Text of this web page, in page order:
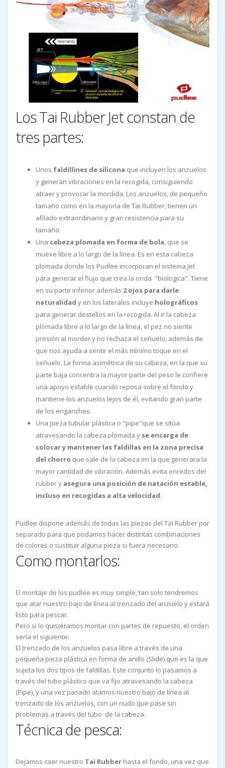
Los Tai Rubber Jet constan de
tres partes:
Unos faldillines de silicona que incluyen los anzuelos
y generan vibraciones en la recogida, consiguiendo
atraer y provocar la mordida. Los anzuelos, de pequeño
tamaño como en la mayoría de Tai Rubber, tienen un
afilado extraordinario y gran resistencia para su
tamaño.
Una cabeza plomada en forma de bola, que se
mueve libre a lo largo de la línea. Es en esta cabeza
plomada donde los Pudlee incorporan el sistema Jet
para generar el flujo que crea la onda "biologica". Tiene
en su parte inferior además 2 ojos para darle
naturalidad y en los laterales incluye holográficos
para generar destellos en la recogida. Al ir la cabeza
plomada libre a lo largo de la línea, el pez no siente
presión al morder y no rechaza el señuelo, además de
que nos ayuda a sentir el más mínimo toque en el
señuelo. La forma asimétrica de su cabeza, en la que su
parte baja concentra la mayor parte del peso le confiere
una apoyo estable cuando reposa sobre el fondo y
mantiene los anzuelos lejos de él, evitando gran parte
de los enganches.
Una pieza tubular plástica o "pipe"que se sitúa
atravesando la cabeza plomada y se encarga de
colocar y mantener las faldillas en la zona precisa
del chorro que sale de la cabeza en la que generara la
mayor cantidad de vibración. Además evita enredos del
rubber y asegura una posición de natación estable,
incluso en recogidas a alta velocidad.
Pudlee dispone además de todas las piezas del Tai Rubber por
separado para que podamos hacer distintas combinaciones
de colores o sustituir alguna pieza si fuera necesario.
Como montarlos:
El montaje de los pudlee es muy simple, tan solo tendremos
que atar nuestro bajo de línea al trenzado del anzuelo y estará
listo para pescar.
Pero si lo quisiéramos montar con partes de repuesto, el orden
sería el siguiente:
El trenzado de los anzuelos pasa libre a través de una
pequeña pieza plástica en forma de anillo (Slide) que es la que
sujeta los dos tipos de faldillas. Este conjunto lo pasamos a
través del tubo plástico que va fijo atravesando la cabeza
(Pipe), y una vez pasado atamos nuestro bajo de línea al
trenzado de los anzuelos, con un nudo que pase sin
problemas a través del tubo de la cabeza.
Técnica de pesca:
Dejamos caer nuestro Tai Rubber hasta el fondo, una vez que